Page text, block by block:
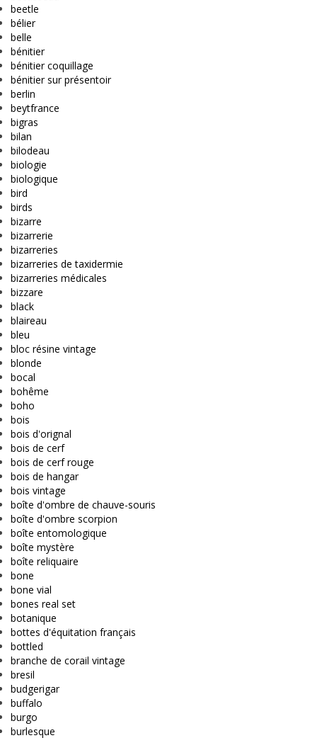
beetle
bélier
belle
bénitier
bénitier coquillage
bénitier sur présentoir
berlin
beytfrance
bigras
bilan
bilodeau
biologie
biologique
bird
birds
bizarre
bizarrerie
bizarreries
bizarreries de taxidermie
bizarreries médicales
bizzare
black
blaireau
bleu
bloc résine vintage
blonde
bocal
bohême
boho
bois
bois d'orignal
bois de cerf
bois de cerf rouge
bois de hangar
bois vintage
boîte d'ombre de chauve-souris
boîte d'ombre scorpion
boîte entomologique
boîte mystère
boîte reliquaire
bone
bone vial
bones real set
botanique
bottes d'équitation français
bottled
branche de corail vintage
bresil
budgerigar
buffalo
burgo
burlesque